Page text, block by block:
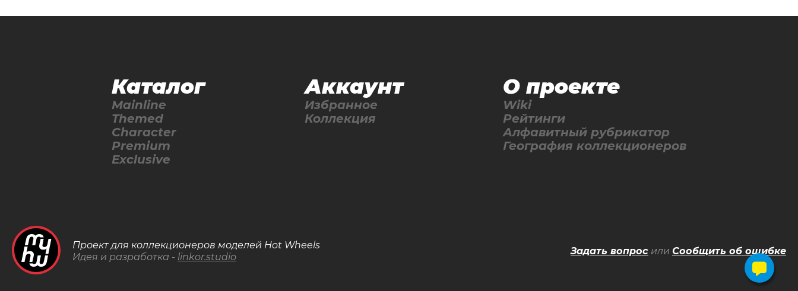
Каталог
Mainline
Themed
Character
Premium
Exclusive
Аккаунт
Избранное
Коллекция
О проекте
Wiki
Рейтинги
Алфавитный рубрикатор
География коллекционеров
Проект для коллекционеров моделей Hot Wheels
Идея и разработка - linkor.studio
Задать вопрос или Сообщить об ошибке